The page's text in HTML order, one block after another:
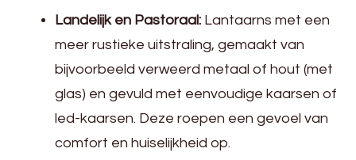
Landelijk en Pastoraal: Lantaarns met een
meer rustieke uitstraling, gemaakt van
bijvoorbeeld verweerd metaal of hout (met
glas) en gevuld met eenvoudige kaarsen of
led-kaarsen. Deze roepen een gevoel van
comfort en huiselijkheid op.